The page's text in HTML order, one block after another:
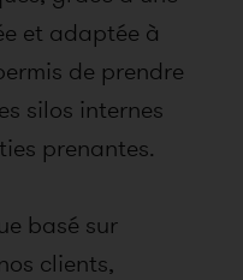
et adaptée à
de prendre
silos internes
prenantes.
basé sur
clients,